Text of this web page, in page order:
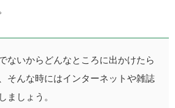
ないからどんなところに出かけたら
そんな時にはインターネットや雑誌
ましょう。